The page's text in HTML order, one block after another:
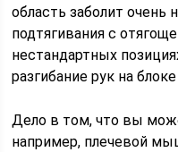
область заболит очень
подтягивания с
нестандартных
разгибание рук на
Дело в том, что вы
например, плечевой